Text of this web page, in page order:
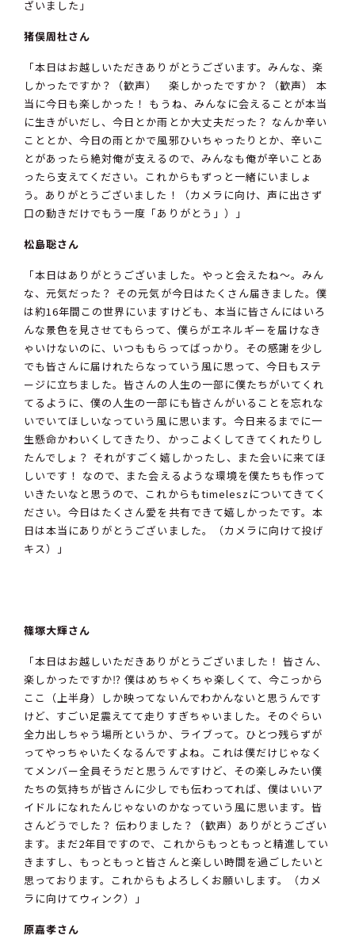
ざいました」
猪俣周杜さん
「本日はお越しいただきありがとうございます。みんな、楽
しかったですか？（歓声） 楽しかったですか？（歓声） 本
当に今日も楽しかった！ もうね、みんなに会えることが本当
に生きがいだし、今日とか雨とか大丈夫だった？ なんか辛い
こととか、今日の雨とかで風邪ひいちゃったりとか、辛いこ
とがあったら絶対俺が支えるので、みんなも俺が辛いことあ
ったら支えてください。これからもずっと一緒にいましょ
う。ありがとうございました！（カメラに向け、声に出さず
口の動きだけでもう一度「ありがとう」）」
松島聡さん
「本日はありがとうございました。やっと会えたね〜。みん
な、元気だった？ その元気が今日はたくさん届きました。僕
は約16年間この世界にいますけども、本当に皆さんにはいろ
んな景色を見させてもらって、僕らがエネルギーを届けなき
ゃいけないのに、いつももらってばっかり。その感謝を少し
でも皆さんに届けれたらなっていう風に思って、今日もステ
ージに立ちました。皆さんの人生の一部に僕たちがいてくれ
てるように、僕の人生の一部にも皆さんがいることを忘れな
いでいてほしいなっていう風に思います。今日来るまでに一
生懸命かわいくしてきたり、かっこよくしてきてくれたりし
たんでしょ？ それがすごく嬉しかったし、また会いに来てほ
しいです！ なので、また会えるような環境を僕たちも作って
いきたいなと思うので、これからもtimeleszについてきてく
ださい。今日はたくさん愛を共有できて嬉しかったです。本
日は本当にありがとうございました。（カメラに向けて投げ
キス）」
篠塚大輝さん
「本日はお越しいただきありがとうございました！ 皆さん、
楽しかったですか⁉︎ 僕はめちゃくちゃ楽しくて、今こっから
ここ（上半身）しか映ってないんでわかんないと思うんです
けど、すごい足震えてて走りすぎちゃいました。そのぐらい
全力出しちゃう場所というか、ライブって。ひとつ残らずが
ってやっちゃいたくなるんですよね。これは僕だけじゃなく
てメンバー全員そうだと思うんですけど、その楽しみたい僕
たちの気持ちが皆さんに少しでも伝わってれば、僕はいいア
イドルになれたんじゃないのかなっていう風に思います。皆
さんどうでした？ 伝わりました？（歓声）ありがとうござい
ます。まだ2年目ですので、これからもっともっと精進してい
きますし、もっともっと皆さんと楽しい時間を過ごしたいと
思っております。これからもよろしくお願いします。（カメ
ラに向けてウィンク）」
原嘉孝さん